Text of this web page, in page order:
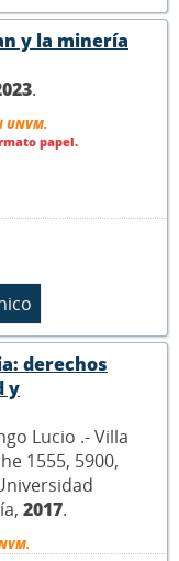
y la minería
.
UNVM.
papel.
derechos
y
Lucio .- Villa
1555, 5900,
2017.